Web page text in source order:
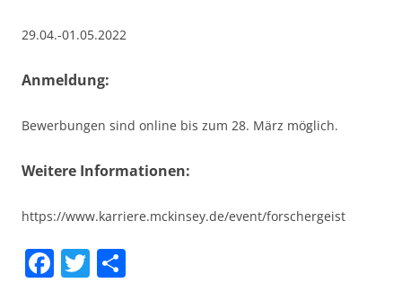
29.04.-01.05.2022
Anmeldung:
Bewerbungen sind online bis zum 28. März möglich.
Weitere Informationen:
https://www.karriere.mckinsey.de/event/forschergeist
F T